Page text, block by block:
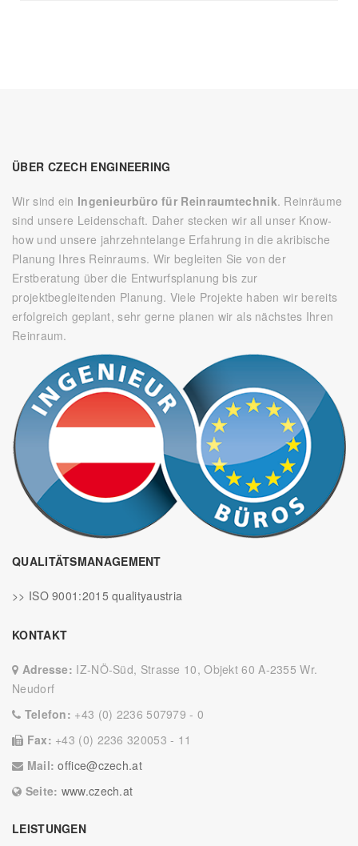
ÜBER CZECH ENGINEERING
Wir sind ein Ingenieurbüro für Reinraumtechnik. Reinräume
sind unsere Leidenschaft. Daher stecken wir all unser Know-
how und unsere jahrzehntelange Erfahrung in die akribische
Planung Ihres Reinraums. Wir begleiten Sie von der
Erstberatung über die Entwurfsplanung bis zur
projektbegleitenden Planung. Viele Projekte haben wir bereits
erfolgreich geplant, sehr gerne planen wir als nächstes Ihren
Reinraum.
QUALITÄTSMANAGEMENT
>> ISO 9001:2015 qualityaustria
KONTAKT
Adresse: IZ-NÖ-Süd, Strasse 10, Objekt 60 A-2355 Wr.
Neudorf
Telefon: +43 (0) 2236 507979 - 0
Fax: +43 (0) 2236 320053 - 11
Mail:office@czech.at
Seite: www.czech.at
LEISTUNGEN